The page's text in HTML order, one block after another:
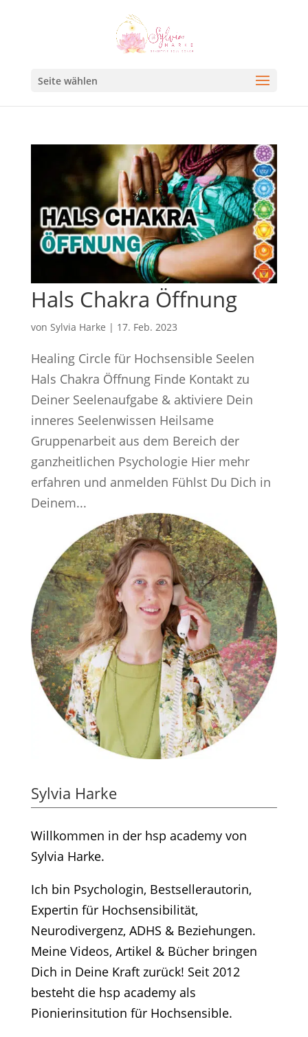
Seite wählen
Hals Chakra Öffnung
von Sylvia Harke | 17. Feb. 2023
Healing Circle für Hochsensible Seelen
Hals Chakra Öffnung Finde Kontakt zu
Deiner Seelenaufgabe & aktiviere Dein
inneres Seelenwissen Heilsame
Gruppenarbeit aus dem Bereich der
ganzheitlichen Psychologie Hier mehr
erfahren und anmelden Fühlst Du Dich in
Deinem...
Sylvia Harke
Willkommen in der hsp academy von
Sylvia Harke.
Ich bin Psychologin, Bestsellerautorin,
Expertin für Hochsensibilität,
Neurodivergenz, ADHS & Beziehungen.
Meine Videos, Artikel & Bücher bringen
Dich in Deine Kraft zurück! Seit 2012
besteht die hsp academy als
Pionierinsitution für Hochsensible.